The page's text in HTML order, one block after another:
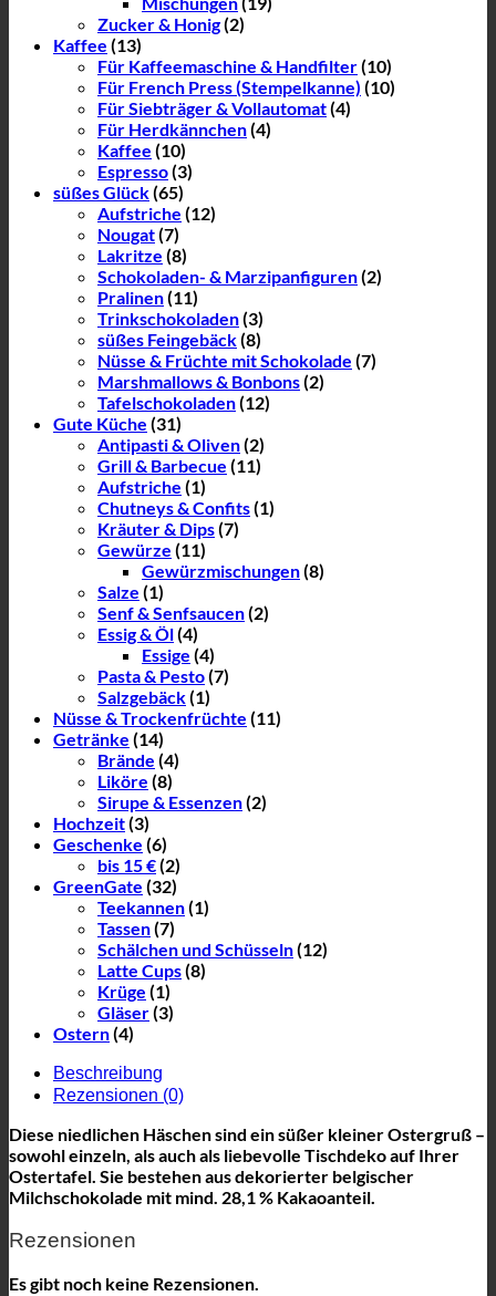
Zucker & Honig(2)
Kaffee (13)
Für Kaffeemaschine & Handfilter(10)
Für French Press (Stempelkanne) (10)
Für Siebträger & Vollautomat(4)
Für Herdkännchen(4)
Kaffee (10)
Espresso(3)
süßes Glück(65)
Aufstriche (12)
Nougat(7)
Lakritze (8)
Schokoladen- & Marzipanfiguren(2)
Pralinen(11)
Trinkschokoladen(3)
süßes Feingebäck(8)
Nüsse & Früchte mit Schokolade (7)
Marshmallows & Bonbons(2)
Tafelschokoladen(12)
Gute Küche (31)
Antipasti & Oliven(2)
Grill & Barbecue (11)
Aufstriche (1)
Chutneys & Confits(1)
Kräuter & Dips(7)
Gewürze (11)
Gewürzmischungen(8)
Salze (1)
Senf & Senfsaucen(2)
Essig & Öl(4)
Essige (4)
Pasta & Pesto(7)
Salzgebäck(1)
Nüsse & Trockenfrüchte (11)
Getränke (14)
Brände (4)
Liköre (8)
Sirupe & Essenzen(2)
Hochzeit(3)
Geschenke (6)
bis 15 €(2)
GreenGate (32)
Teekannen(1)
Tassen(7)
Schälchen und Schüsseln(12)
Latte Cups(8)
Krüge (1)
Gläser(3)
Ostern(4)
Beschreibung
Rezensionen (0)
Diese niedlichen Häschen sind ein süßer kleiner Ostergruß –
sowohl einzeln, als auch als liebevolle Tischdeko auf Ihrer
Ostertafel. Sie bestehen aus dekorierter belgischer
Milchschokolade mit mind. 28,1 % Kakaoanteil.
Rezensionen
Es gibt noch keine Rezensionen.